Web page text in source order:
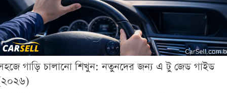
গাড়ি চালানো শিখুন: নতুনদের জন্য এ টু জেড গাইড